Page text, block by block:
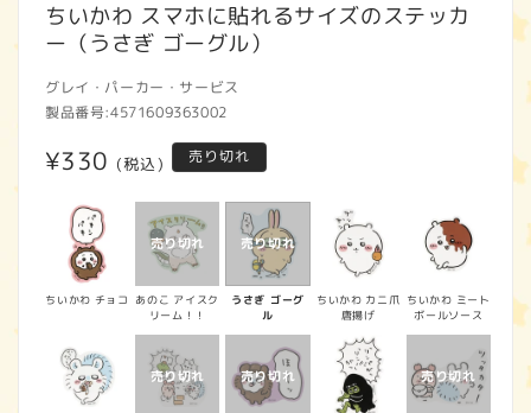
ちいかわ スマホに貼れるサイズのステッカ
ー（うさぎ ゴーグル）
グレイ・パーカー・サービス
製品番号:4571609363002
通
価
格
¥330 (税込) 売り切れ
ちいかわ チョコ
あのこ アイスク
リーム！！
うさぎ ゴーグ
ル
ちいかわ カニ爪
唐揚げ
ちいかわ ミート
ボールソース